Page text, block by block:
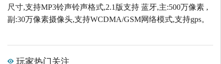
尺寸,支持MP3铃声铃声格式,2.1版支持 蓝牙,主:500万像素 ,
副:30万像素摄像头,支持WCDMA/GSM网络模式,支持gps。
玩家热门关注